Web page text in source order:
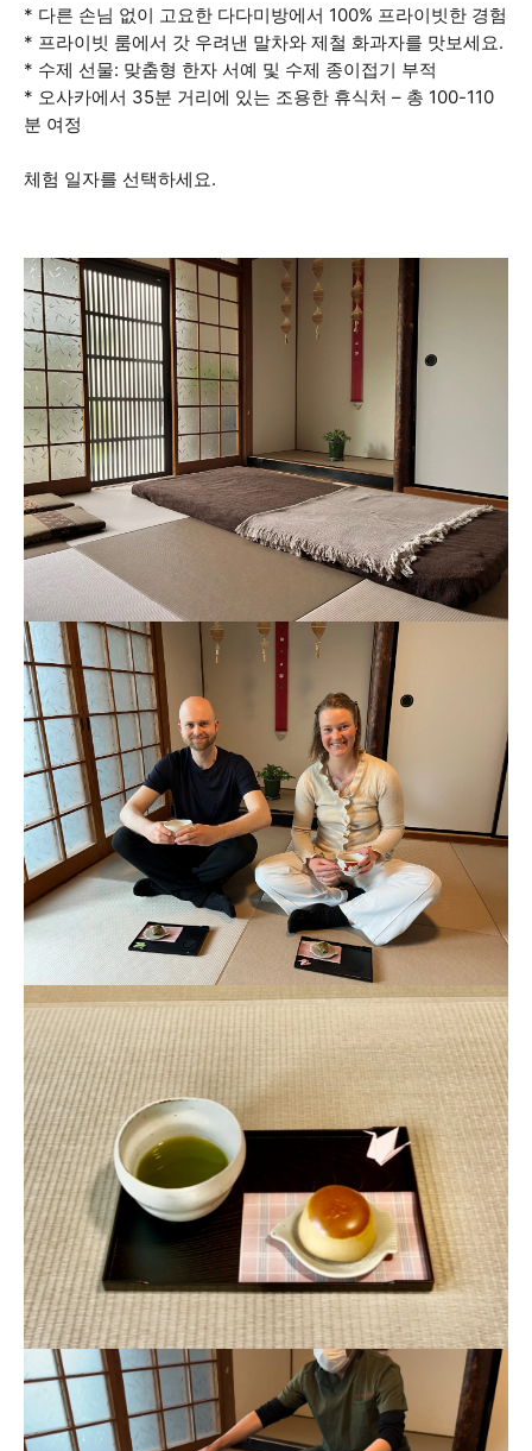
* 다른 손님 없이 고요한 다다미방에서 100% 프라이빗한 경험
* 프라이빗 룸에서 갓 우려낸 말차와 제철 화과자를 맛보세요.
* 수제 선물: 맞춤형 한자 서예 및 수제 종이접기 부적
* 오사카에서 35분 거리에 있는 조용한 휴식처 – 총 100-110
분 여정
체험 일자를 선택하세요.